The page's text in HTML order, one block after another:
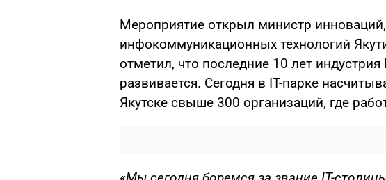
Мероприятие открыл министр
инфокоммуникационных технологий
отметил, что последние 10 лет
развивается. Сегодня в IT-парке
Якутске свыше 300 организаций, где